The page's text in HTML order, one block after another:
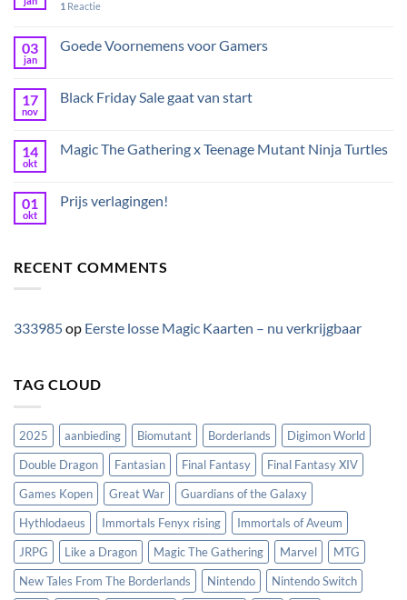
1 Reactie
03
jan
Goede Voornemens voor Gamers
17
nov
Black Friday Sale gaat van start
14
okt
Magic The Gathering x Teenage Mutant Ninja Turtles
01
okt
Prijs verlagingen!
RECENT COMMENTS
333985op Eerste losse Magic Kaarten – nu verkrijgbaar
TAG CLOUD
2025 aanbieding Biomutant Borderlands
Digimon World
Double Dragon
Fantasian Final Fantasy
Final Fantasy XIV
Games Kopen
Great War
Guardians of the Galaxy
Hythlodaeus
Immortals Fenyx rising
Immortals of Aveum
JRPG
Like a Dragon Magic The Gathering Marvel
MTG
New Tales From The Borderlands
Nintendo Nintendo Switch